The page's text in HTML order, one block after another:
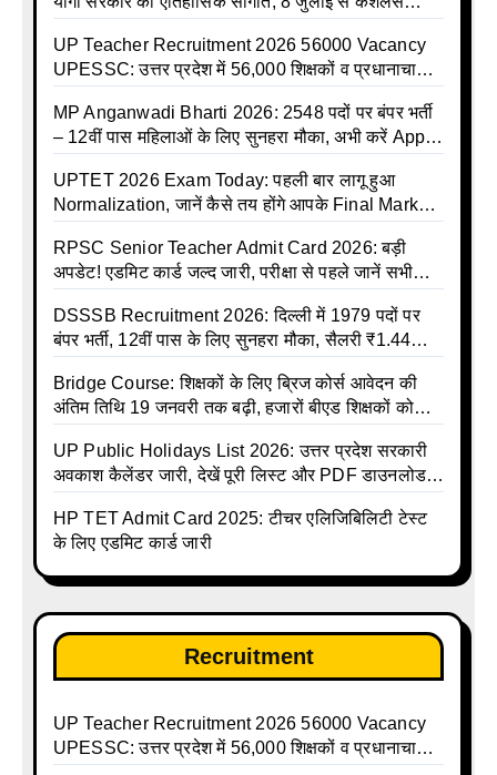
UP Teacher Recruitment 2026 56000 Vacancy
UPESSC: उत्तर प्रदेश में 56,000 शिक्षकों व प्रधानाचार्यों
MP Anganwadi Bharti 2026: 2548 पदों पर बंपर भर्ती
– 12वीं पास महिलाओं के लिए सुनहरा मौका, अभी करें Apply
UPTET 2026 Exam Today: पहली बार लागू हुआ
Normalization, जानें कैसे तय होंगे आपके Final Marks
RPSC Senior Teacher Admit Card 2026: बड़ी
अपडेट! एडमिट कार्ड जल्द जारी, परीक्षा से पहले जानें सभी
DSSSB Recruitment 2026: दिल्ली में 1979 पदों पर
बंपर भर्ती, 12वीं पास के लिए सुनहरा मौका, सैलरी ₹1.44
Bridge Course: शिक्षकों के लिए ब्रिज कोर्स आवेदन की
अंतिम तिथि 19 जनवरी तक बढ़ी, हजारों बीएड शिक्षकों को
UP Public Holidays List 2026: उत्तर प्रदेश सरकारी
अवकाश कैलेंडर जारी, देखें पूरी लिस्ट और PDF डाउनलोड
talika | Sarkari Avkash Talika | Up Holidays List |
Holidays Calendar
HP TET Admit Card 2025: टीचर एलिजिबिलिटी टेस्ट
के लिए एडमिट कार्ड जारी
Recruitment
UP Teacher Recruitment 2026 56000 Vacancy
UPESSC: उत्तर प्रदेश में 56,000 शिक्षकों व प्रधानाचार्यों